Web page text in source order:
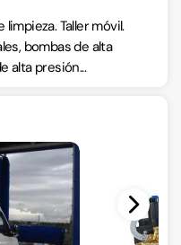
Taller móvil.
bombas de alta
alta presión...